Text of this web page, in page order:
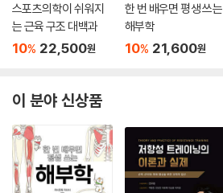
자신과의 싸움에서 승리할 것!
스포츠의학이 쉬워지
는 근육 구조 대백과
10% 22,500원
한 번 배우면 평생 쓰는
해부학
10% 21,600원
이 분야 신상품